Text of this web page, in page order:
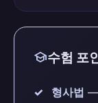
school수험 포
형사법 —